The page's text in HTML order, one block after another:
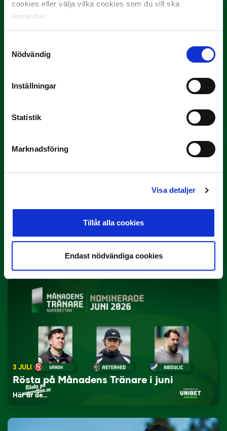
cookies eller välja vilka cookies som du vill ska
användas.
Nödvändig
Inställningar
Statistik
Marknadsföring
Visa detaljer
Tillåt alla cookies
Endast nödvändiga cookies
Han gjorde Månadens Mål i juni: ”En
Slog till i…
Rösta på Månadens Spelare i juni
3 JULI
Rösta på Månadens Tränare i juni
Här är de…